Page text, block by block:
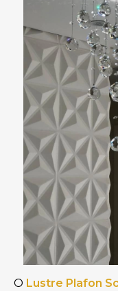
O Lustre Plafon